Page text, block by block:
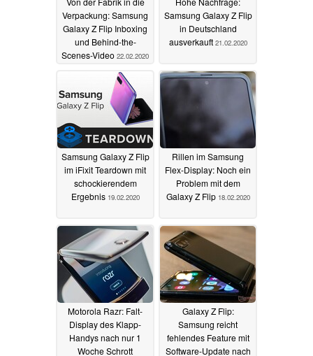
Verpackung: Samsung
Galaxy Z Flip Inboxing
und Behind-the-
Scenes-Video 22.02.2020
Samsung Galaxy Z Flip
in Deutschland
ausverkauft 21.02.2020
Samsung Galaxy Z Flip
im iFixit Teardown mit
schockierendem
Ergebnis 19.02.2020
Rillen im Samsung
Flex-Display: Noch ein
Problem mit dem
Galaxy Z Flip 18.02.2020
Motorola Razr: Falt-
Display des Klapp-
Handys nach nur 1
Woche Schrott
Galaxy Z Flip:
Samsung reicht
fehlendes Feature mit
Software-Update nach